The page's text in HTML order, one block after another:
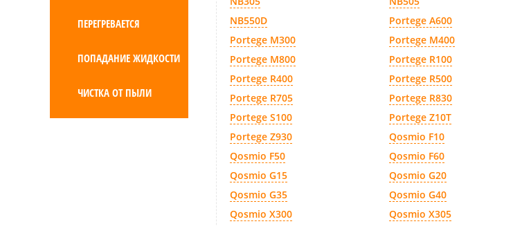
ПЕРЕГРЕВАЕТСЯ
ПОПАДАНИЕ ЖИДКОСТИ
ЧИСТКА ОТ ПЫЛИ
NB550D
Portege A600
Portege M300
Portege M400
Portege M800
Portege R100
Portege R400
Portege R500
Portege R705
Portege R830
Portege S100
Portege Z10T
Portege Z930
Qosmio F10
Qosmio F50
Qosmio F60
Qosmio G15
Qosmio G20
Qosmio G35
Qosmio G40
Qosmio X300
Qosmio X305